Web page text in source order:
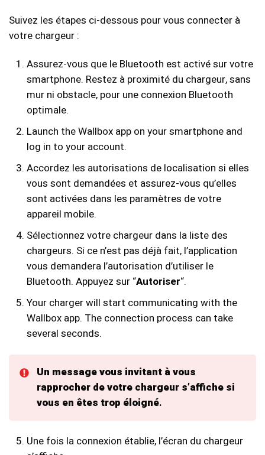
Suivez les étapes ci-dessous pour vous connecter à
votre chargeur :
Assurez-vous que le Bluetooth est activé sur votre
smartphone. Restez à proximité du chargeur, sans
mur ni obstacle, pour une connexion Bluetooth
optimale.
Launch the Wallbox app on your smartphone and
log in to your account.
Accordez les autorisations de localisation si elles
vous sont demandées et assurez-vous qu’elles
sont activées dans les paramètres de votre
appareil mobile.
Sélectionnez votre chargeur dans la liste des
chargeurs. Si ce n’est pas déjà fait, l’application
vous demandera l’autorisation d’utiliser le
Bluetooth. Appuyez sur “Autoriser“.
Your charger will start communicating with the
Wallbox app. The connection process can take
several seconds.
Un message vous invitant à vous
rapprocher de votre chargeur s’affiche si
vous en êtes trop éloigné.
Une fois la connexion établie, l’écran du chargeur